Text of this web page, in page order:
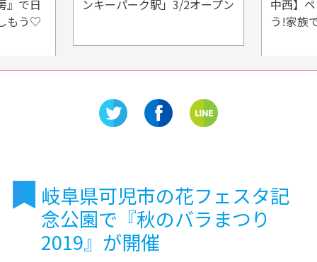
ープン
中西】ペットも同伴できちゃ
すみ in
岐阜県可児市の花フェスタ記
念公園で『秋のバラまつり
2019』が開催